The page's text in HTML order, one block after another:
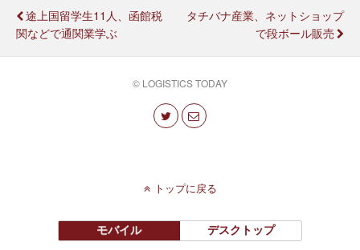
途上国留学生11人、函館税
関などで通関業学ぶ
タチバナ産業、ネットショップ
で段ボール販売
© LOGISTICS TODAY
トップに戻る
モバイル デスクトップ